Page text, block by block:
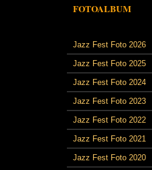
FOTOALBUM
Jazz Fest Foto 2026
Jazz Fest Foto 2025
Jazz Fest Foto 2024
Jazz Fest Foto 2023
Jazz Fest Foto 2022
Jazz Fest Foto 2021
Jazz Fest Foto 2020